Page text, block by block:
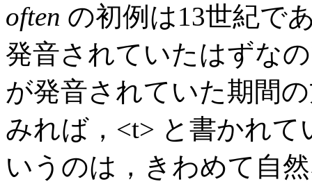
often の初例は13世紀で
発音されていたはずな
が発音されていた期間
みれば，<t> と書かれ
いうのは，きわめて自